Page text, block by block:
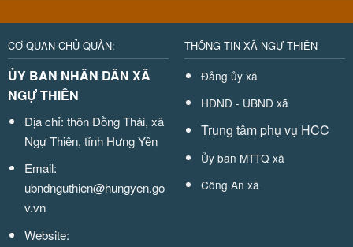
CƠ QUAN CHỦ QUẢN:
ỦY BAN NHÂN DÂN XÃ
NGỰ THIÊN
Địa chỉ: thôn Đồng Thái, xã
Ngự Thiên, tỉnh Hưng Yên
Email:
ubndnguthien@hungyen.go
v.vn
Website:
THÔNG TIN XÃ NGỰ THIÊN
Đảng ủy xã
HĐND - UBND xã
Trung tâm phụ vụ HCC
Ủy ban MTTQ xã
Công An xã